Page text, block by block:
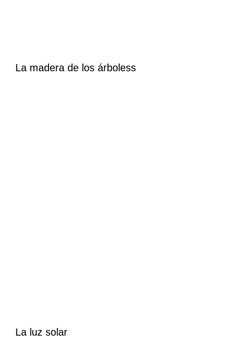
La madera de los árboless
La luz solar